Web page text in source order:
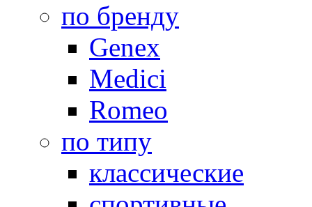
по бренду
Genex
Medici
Romeo
по типу
классические